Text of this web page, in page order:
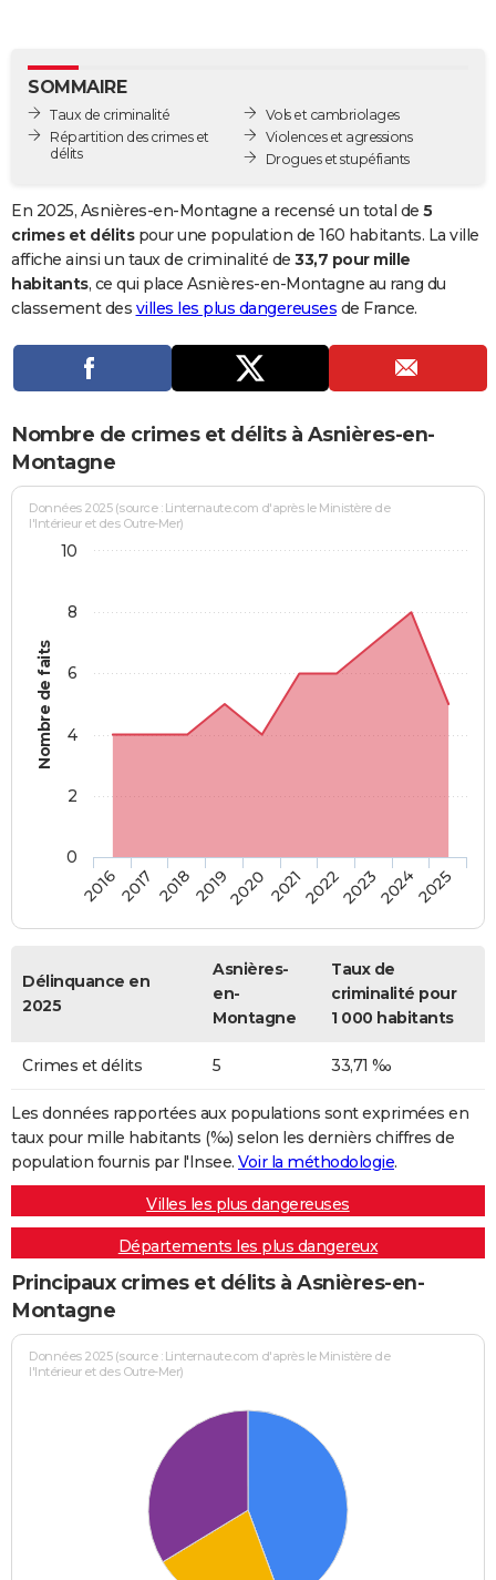
GUIDES D'ACHAT
BONS PLANS
CARTE DE VOEUX
Carte de Noël
Carte Bonne année
Carte Saint-Valentin
Carte Pâques
Carte d'anniversaire
DICTIONNAIRE
Dictionnaire
Biographies
Citations
Expressions
Proverbes
PROGRAMME TV
COPAINS D'AVANT
AVIS DE DÉCÈS
Bricolage
Lifestyle
Culture
Sport
Auto
Television
Voyage
Cinema
SOMMAIRE
Taux de criminalité
Répartition des crimes et
délits
Vols et cambriolages
Violences et agressions
Drogues et stupéfiants
En 2025, Asnières-en-Montagne a recensé un total de 5
crimes et délitspour une population de 160 habitants. La ville
affiche ainsi un taux de criminalité de 33,7 pour mille
habitants, ce qui place Asnières-en-Montagne au rang du
classement des villes les plus dangereuses de France.
Nombre de crimes et délits à Asnières-en-
Montagne
Nombre de faits
Données 2025 (source : Linternaute.com d'après le Ministère de
l'Intérieur et des Outre-Mer)
20162017 20182019202020212022202320242025
0
2
4
6
8
10
Délinquance en
2025
Asnières-
en-
Montagne
Taux de
criminalité pour
1 000 habitants
Crimes et délits 5 33,71 ‰
Les données rapportées aux populations sont exprimées en
taux pour mille habitants (‰) selon les dernièrs chiffres de
population fournis par l'Insee. Voir la méthodologie.
Villes les plus dangereuses
Départements les plus dangereux
Principaux crimes et délits à Asnières-en-
Montagne
Données 2025 (source : Linternaute.com d'après le Ministère de
l'Intérieur et des Outre-Mer)